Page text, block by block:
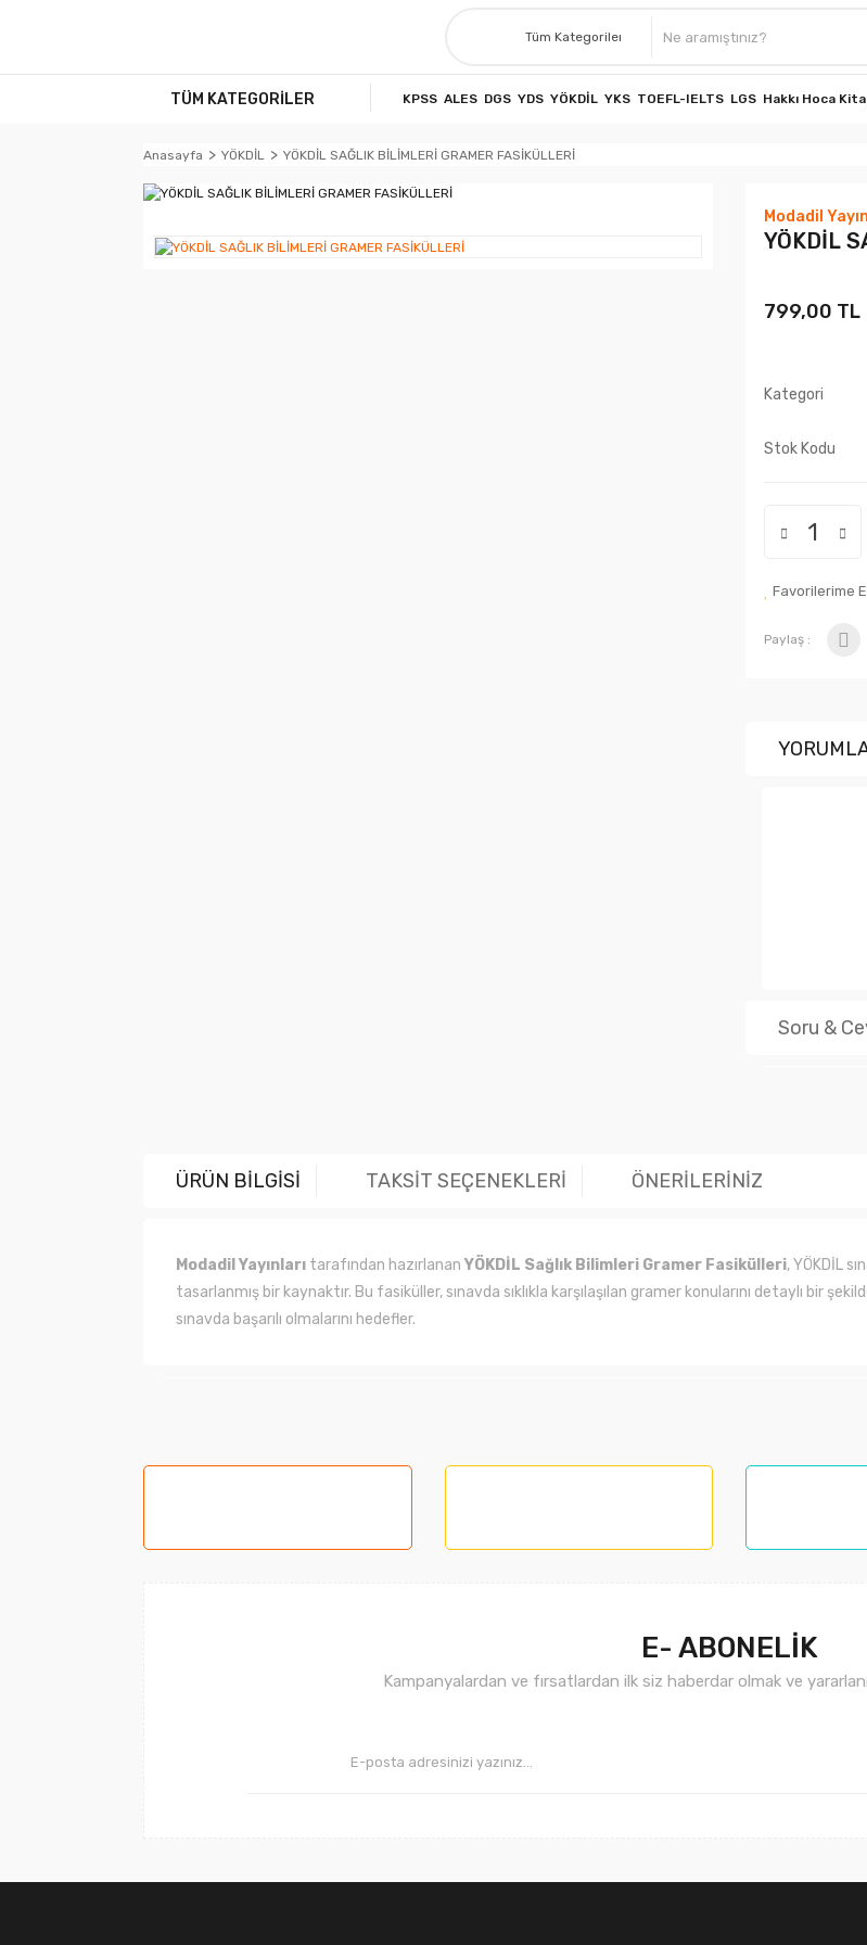
TÜM KATEGORİLER KPSS ALES DGS YDS YÖKDİL YKS TOEFL-IELTS LGS Hakkı Hoca
Anasayfa YÖKDİL YÖKDİL SAĞLIK BİLİMLERİ GRAMER FASİKÜLLERİ
Modadil
YÖKDİL
799,00 TL
Kategori
Stok Kodu
Favorilerime
Paylaş :
Soru &
ÜRÜN BİLGİSİ TAKSİT SEÇENEKLERİ ÖNERİLERİNİZ
Modadil Yayınları tarafından hazırlanan YÖKDİL Sağlık Bilimleri Gramer Fasikülleri, YÖKDİL
tasarlanmış bir kaynaktır. Bu fasiküller, sınavda sıklıkla karşılaşılan gramer konularını detaylı bir
sınavda başarılı olmalarını hedefler.
Ürün açıklamasında eksik bilgiler bulunuyor.
E- ABONELİK
Kampanyalardan ve fırsatlardan ilk siz haberdar olmak ve